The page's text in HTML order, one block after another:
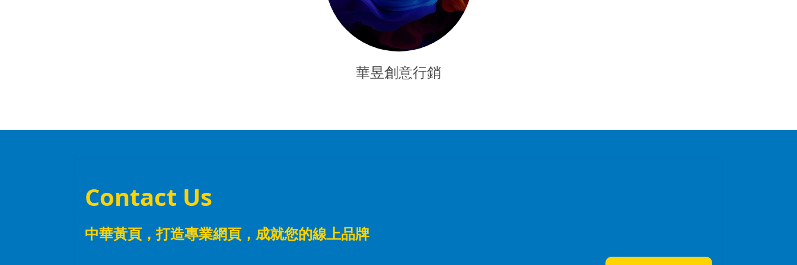
華昱創意行銷
Contact Us
中華黃頁，打造專業網頁， 成就您的線上品牌